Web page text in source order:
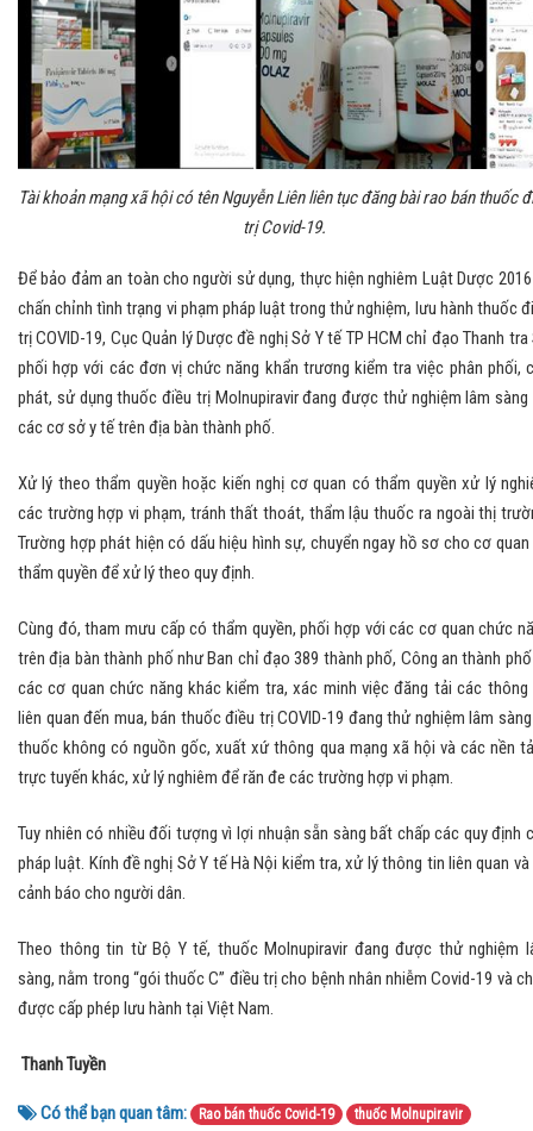
Tài khoản mạng xã hội có tên Nguyễn Liên liên tục đăng bài rao bán thuốc
trị Covid-19.
Để bảo đảm an toàn cho người sử dụng, thực hiện nghiêm Luật Dược
chấn chỉnh tình trạng vi phạm pháp luật trong thử nghiệm, lưu hành thuốc
trị COVID-19, Cục Quản lý Dược đề nghị Sở Y tế TP HCM chỉ đạo Thanh tra
phối hợp với các đơn vị chức năng khẩn trương kiểm tra việc phân phối,
phát, sử dụng thuốc điều trị Molnupiravir đang được thử nghiệm lâm
các cơ sở y tế trên địa bàn thành phố.
Xử lý theo thẩm quyền hoặc kiến nghị cơ quan có thẩm quyền xử lý
các trường hợp vi phạm, tránh thất thoát, thẩm lậu thuốc ra ngoài thị
Trường hợp phát hiện có dấu hiệu hình sự, chuyển ngay hồ sơ cho cơ
thẩm quyền để xử lý theo quy định.
Cùng đó, tham mưu cấp có thẩm quyền, phối hợp với các cơ quan chức
trên địa bàn thành phố như Ban chỉ đạo 389 thành phố, Công an thành
các cơ quan chức năng khác kiểm tra, xác minh việc đăng tải các thông
liên quan đến mua, bán thuốc điều trị COVID-19 đang thử nghiệm lâm
thuốc không có nguồn gốc, xuất xứ thông qua mạng xã hội và các nền
trực tuyến khác, xử lý nghiêm để răn đe các trường hợp vi phạm.
Tuy nhiên có nhiều đối tượng vì lợi nhuận sẵn sàng bất chấp các quy định
pháp luật. Kính đề nghị Sở Y tế Hà Nội kiểm tra, xử lý thông tin liên quan
cảnh báo cho người dân.
Theo thông tin từ Bộ Y tế, thuốc Molnupiravir đang được thử nghiệm
sàng, nằm trong “gói thuốc C” điều trị cho bệnh nhân nhiễm Covid-19 và
được cấp phép lưu hành tại Việt Nam.
Thanh Tuyền
Có thể bạn quan tâm: Rao bán thuốc Covid-19 thuốc Molnupiravir